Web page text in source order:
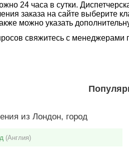
24 часа в сутки.
заказа на сайте выберите
можно указать
свяжитесь с менеджерами
из Лондон, город
(Англия)